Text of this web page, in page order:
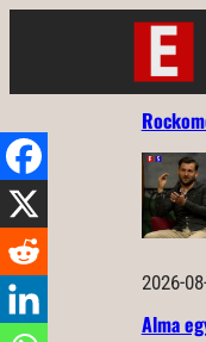
2026-
Alma